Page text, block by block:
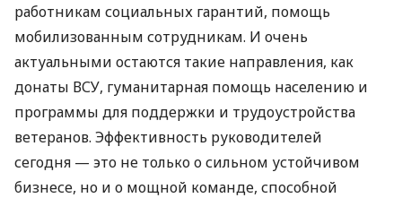
работникам социальных гарантий, помощь
мобилизованным сотрудникам. И очень
актуальными остаются такие направления, как
донаты ВСУ, гуманитарная помощь населению и
программы для поддержки и трудоустройства
ветеранов. Эффективность руководителей
сегодня — это не только о сильном устойчивом
бизнесе, но и о мощной команде, способной